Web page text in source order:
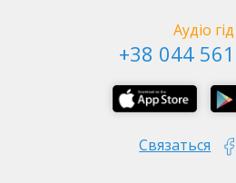
Мурали - верхнє місто
Аудіо гід
+38 044
Связаться